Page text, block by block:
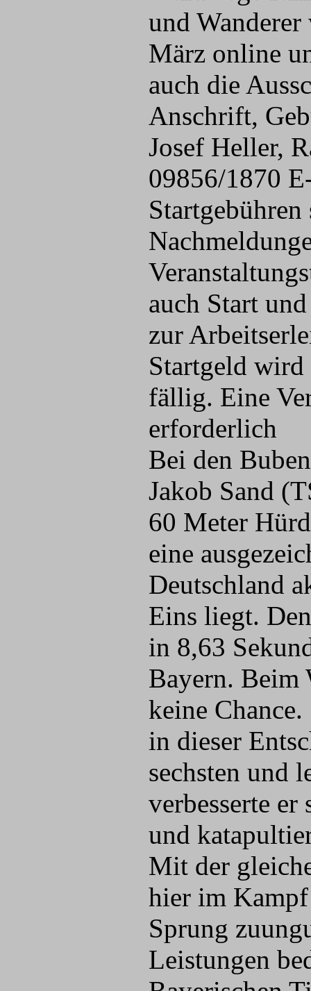
und
März online
auch die
Anschrift,
Josef Heller,
09856/1870
auch Start
zur
Startgeld
fällig. Eine
erforderlich
Bei den
Jakob Sand
60 Meter
eine
Deutschland
Eins liegt.
in 8,63
Bayern. Beim
keine
in dieser
sechsten und
verbesserte
und
Mit der
hier im Kampf
Sprung
Leistungen